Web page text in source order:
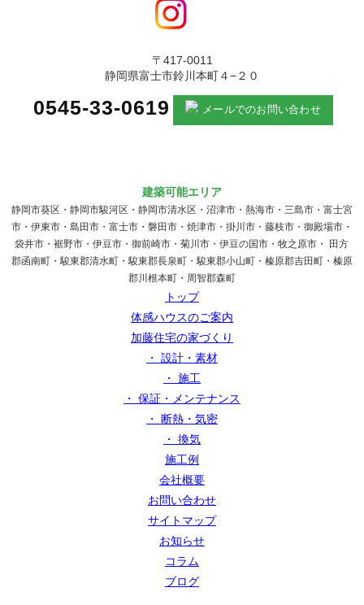
〒417-0011
静岡県富士市鈴川本町４−２０
0545-33-0619 メールでのお問い合わせ
建築可能エリア
静岡市葵区・静岡市駿河区・静岡市清水区・沼津市・熱海市・三島市・富士宮
市・伊東市・島田市・富士市・磐田市・焼津市・掛川市・藤枝市・御殿場市・
袋井市・裾野市・伊豆市・御前崎市・菊川市・伊豆の国市・牧之原市・ 田方
郡函南町・駿東郡清水町・駿東郡長泉町・駿東郡小山町・榛原郡吉田町・榛原
郡川根本町・周智郡森町
トップ
体感ハウスのご案内
加藤住宅の家づくり
・ 設計・素材
・ 施工
・ 保証・メンテナンス
・ 断熱・気密
・ 換気
施工例
会社概要
お問い合わせ
サイトマップ
お知らせ
コラム
ブログ